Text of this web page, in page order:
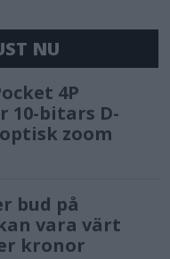
NU
4P
10-bitars D-
zoom
bud på
vara värt
kronor